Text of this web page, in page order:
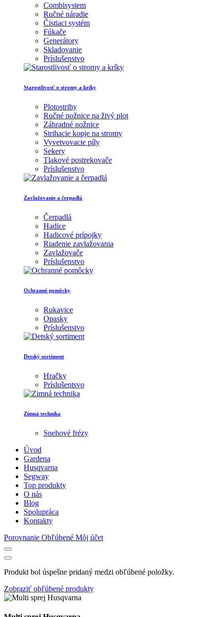
Combisystem
Ručné náradie
Čistiaci systém
Fúkače
Generátory
Skladovanie
Príslušenstvo
Starostlivosť o stromy a kríky
Plotostrihy
Ručné nožnice na živý plot
Záhradné nožnice
Strihacie kopje na stromy
Vyvetvovacie píly
Sekery
Tlakové postrekovače
Príslušenstvo
Zavlažovanie a čerpadlá
Čerpadlá
Hadice
Hadicové prípojky
Riadenie zavlažovania
Zavlažovače
Príslušenstvo
Ochranné pomôcky
Rukavice
Opasky
Príslušenstvo
Detský sortiment
Hračky
Príslušentsvo
Zimná technika
Snehové frézy
Úvod
Gardena
Husqvarna
Segway
Top produkty
O nás
Blog
Spolupráca
Kontakty
Porovnanie Obľúbené Môj účet
Produkt bol úspešne pridaný medzi obľúbené položky.
Zobraziť obľúbené produkty